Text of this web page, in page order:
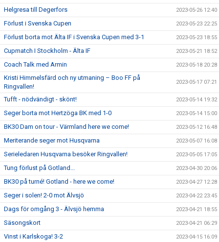
Helgresa till Degerfors 2023-05-26 12:40
Förlust i Svenska Cupen 2023-05-23 22:25
Förlust borta mot Älta IF i Svenska Cupen med 3-1 2023-05-23 18:55
Cupmatch I Stockholm - Älta IF 2023-05-21 18:52
Coach Talk med Armin 2023-05-18 20:28
Kristi Himmelsfärd och ny utmaning – Boo FF på
Ringvallen!
2023-05-17 07:21
Tufft - nödvändigt - skönt! 2023-05-14 19:32
Seger borta mot Hertzöga BK med 1-0 2023-05-14 15:00
BK30 Dam on tour - Värmland here we come! 2023-05-12 16:48
Meriterande seger mot Husqvarna 2023-05-07 16:08
Serieledaren Husqvarna besöker Ringvallen! 2023-05-05 17:05
Tung förlust på Gotland... 2023-04-30 20:06
BK30 på turné! Gotland - here we come! 2023-04-27 12:28
Seger i solen! 2-0 mot Älvsjö 2023-04-22 23:45
Dags för omgång 3 - Älvsjö hemma 2023-04-21 18:55
Säsongskort 2023-04-21 06:29
Vinst i Karlskoga! 3-2 2023-04-15 16:09